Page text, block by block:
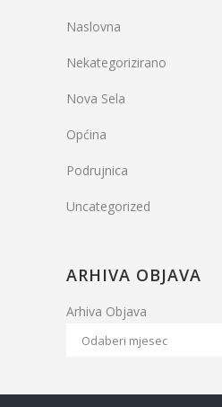
Naslovna
Nekategorizirano
Nova Sela
Općina
Podrujnica
Uncategorized
ARHIVA OBJAVA
Arhiva Objava